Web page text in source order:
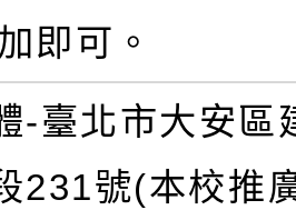
即可。
-臺北市大安區
231號(本校推